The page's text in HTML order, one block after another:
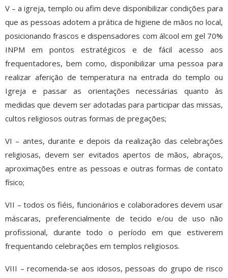
V – a igreja, templo ou afim deve disponibilizar condições para
que as pessoas adotem a prática de higiene de mãos no local,
posicionando frascos e dispensadores com álcool em gel 70%
INPM em pontos estratégicos e de fácil acesso aos
frequentadores, bem como, disponibilizar uma pessoa para
realizar aferição de temperatura na entrada do templo ou
Igreja e passar as orientações necessárias quanto às
medidas que devem ser adotadas para participar das missas,
cultos religiosos outras formas de pregações;
VI – antes, durante e depois da realização das celebrações
religiosas, devem ser evitados apertos de mãos, abraços,
aproximações entre as pessoas e outras formas de contato
físico;
VII – todos os fiéis, funcionários e colaboradores devem usar
máscaras, preferencialmente de tecido e/ou de uso não
profissional, durante todo o período em que estiverem
frequentando celebrações em templos religiosos.
VIII – recomenda-se aos idosos, pessoas do grupo de risco